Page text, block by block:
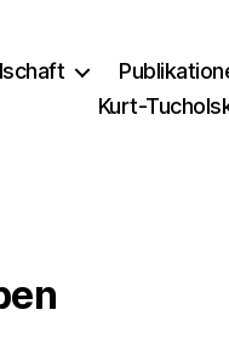
Kurt-